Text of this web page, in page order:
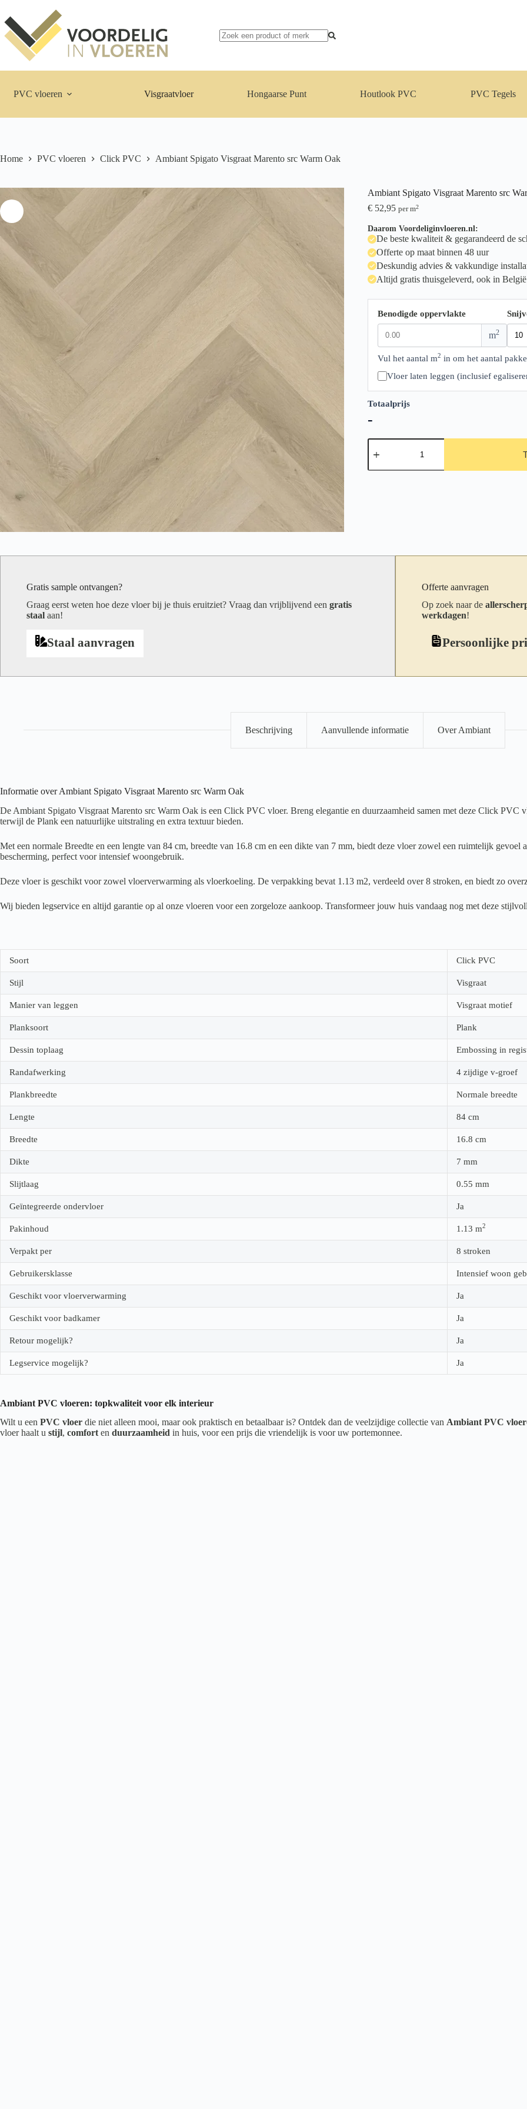
naar
de
inhoud
PVC vloeren Visgraatvloer Hongaarse Punt Houtlook PVC PVC Tegels
Home PVC vloeren Click PVC Ambiant Spigato Visgraat Marento src Warm Oak
Ambiant Spigato Visgraat Marento src
€52,95 per m2
Daarom Voordeliginvloeren.nl:
De beste kwaliteit & gegarandeerd de
Offerte op maat binnen 48 uur
Deskundig advies & vakkundige
Altijd gratis thuisgeleverd, ook in België
Benodigde oppervlakte
m2
Vul het aantal m2 in om het aantal
Vloer laten leggen (inclusief
Totaalprijs
-
Ambiant
Spigato
Marento
Gratis sample ontvangen?
Graag eerst weten hoe deze vloer bij je thuis eruitziet? Vraag dan vrijblijvend een gratis
staal aan!
Staal aanvragen
Offerte aanvragen
Op zoek naar de
werkdagen!
Persoonlijke
Beschrijving Aanvullende informatie Over Ambiant
Informatie over Ambiant Spigato Visgraat Marento src Warm Oak
De Ambiant Spigato Visgraat Marento src Warm Oak is een Click PVC vloer. Breng elegantie en duurzaamheid samen met deze Click PVC
terwijl de Plank een natuurlijke uitstraling en extra textuur bieden.
Met een normale Breedte en een lengte van 84 cm, breedte van 16.8 cm en een dikte van 7 mm, biedt deze vloer zowel een ruimtelijk
bescherming, perfect voor intensief woongebruik.
Deze vloer is geschikt voor zowel vloerverwarming als vloerkoeling. De verpakking bevat 1.13 m2, verdeeld over 8 stroken, en biedt zo
Wij bieden legservice en altijd garantie op al onze vloeren voor een zorgeloze aankoop. Transformeer jouw huis vandaag nog met deze
Soort Click PVC
Stijl Visgraat
Manier van leggen Visgraat motief
Planksoort Plank
Dessin toplaag Embossing in
Randafwerking 4 zijdige v-groef
Plankbreedte Normale breedte
Lengte 84 cm
Breedte 16.8 cm
Dikte 7 mm
Slijtlaag 0.55 mm
Geïntegreerde ondervloer Ja
Pakinhoud 1.13 m2
Verpakt per 8 stroken
Gebruikersklasse Intensief woon
Geschikt voor vloerverwarming Ja
Geschikt voor badkamer Ja
Retour mogelijk? Ja
Legservice mogelijk? Ja
Ambiant PVC vloeren: topkwaliteit voor elk interieur
Wilt u een PVC vloer die niet alleen mooi, maar ook praktisch en betaalbaar is? Ontdek dan de veelzijdige collectie van Ambiant PVC
vloer haalt u stijl, comfort en duurzaamheid in huis, voor een prijs die vriendelijk is voor uw portemonnee.